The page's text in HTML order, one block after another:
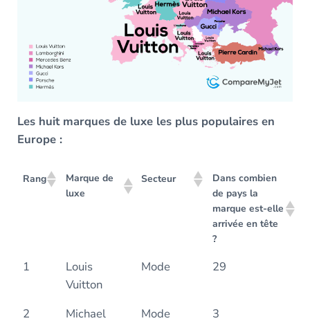
Les huit marques de luxe les plus populaires en
Europe :
Rang
Marque de
luxe
Secteur
Dans combien
de pays la
marque est-elle
arrivée en tête
?
1
Louis
Vuitton
Mode 29
2
Michael
Mode 3